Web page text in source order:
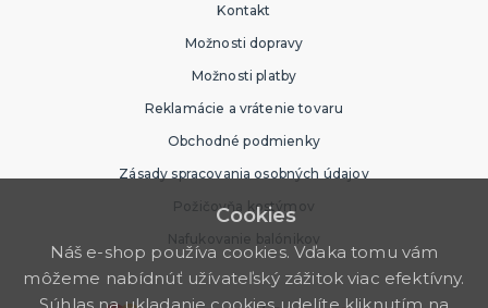
Kontakt
Možnosti dopravy
Možnosti platby
Reklamácie a vrátenie tovaru
Obchodné podmienky
Zásady spracovania osobných údajov
Požičovňa kostýmov
Nafukovanie balónikov
Cookies
Náš e-shop používa cookies. Vďaka tomu vám
môžeme nabídnúť užívateľský zážitok viac efektívny.
Súhlas na ukladanie cookies udelíte kliknutím na